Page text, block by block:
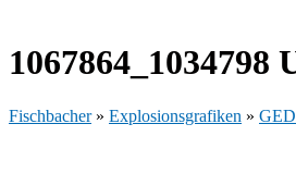
Fischbacher» Explosionsgrafiken »